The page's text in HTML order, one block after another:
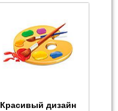
Красивый дизайн